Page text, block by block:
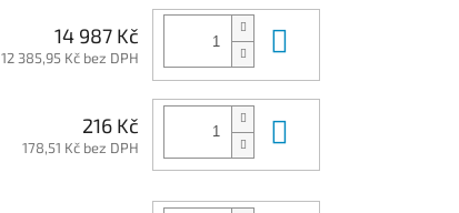
14 987 Kč
12 385,95 Kč bez DPH
216 Kč
178,51 Kč bez DPH